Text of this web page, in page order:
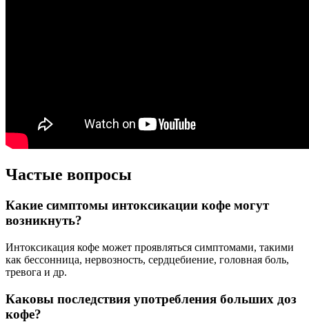
Частые вопросы
Какие симптомы интоксикации кофе могут
возникнуть?
Интоксикация кофе может проявляться симптомами, такими
как бессонница, нервозность, сердцебиение, головная боль,
тревога и др.
Каковы последствия употребления больших доз
кофе?